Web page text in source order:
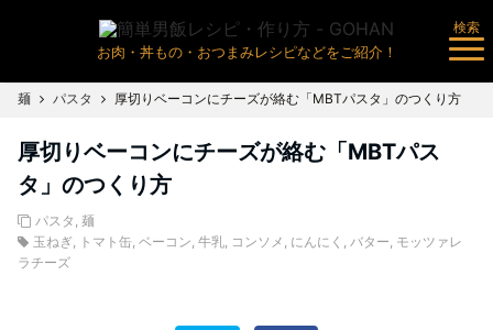
お肉・丼もの・おつまみレシピなどをご紹介！
検索
麺 パスタ 厚切りベーコンにチーズが絡む「MBTパスタ」のつくり方
厚切りベーコンにチーズが絡む「MBTパス
タ」のつくり方
パスタ , 麺
玉ねぎ, トマト缶, ベーコン, 牛乳, コンソメ , にんにく , バター, モッツァレ
ラチーズ